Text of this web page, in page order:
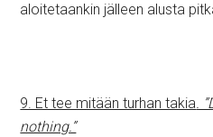
aloitetaankin jälleen alusta
9. Et tee mitään turhan takia.
nothing.”